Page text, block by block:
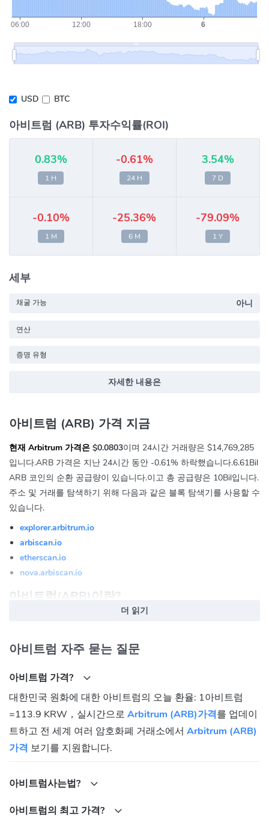
USD BTC
아비트럼 (ARB) 투자수익률(ROI)
0.83%
1 H
-0.61%
24 H
3.54%
7 D
-0.10%
1 M
-25.36%
6 M
-79.09%
1 Y
세부
채굴 가능 아니
연산
증명 유형
자세한 내용은
아비트럼 (ARB) 가격 지금
현재 Arbitrum 가격은 $0.0803이며 24시간 거래량은 $14,769,285
입니다.ARB 가격은 지난 24시간 동안 -0.61% 하락했습니다.6.61Bil
ARB 코인의 순환 공급량이 있습니다.이고 총 공급량은 10Bil입니다.
주소 및 거래를 탐색하기 위해 다음과 같은 블록 탐색기를 사용할 수
있습니다.
explorer.arbitrum.io
arbiscan.io
etherscan.io
nova.arbiscan.io
아비트럼(ARB)이란?
AnyTrust 프로토콜의 확장성 이점을 활용할 수 있는 사용자 친화적
아비트럼의 대표 체인인 Arbitrum One은 2021년에 출시되었습니
다. 그 후 초저비용 거래를 위해 구축된 별도의 AnyTrust 체인인
Arbitrum Nova가 곧 출시되었습니다. 2022년 8월 Arbitrum One은
Arbitrum Nitro 스택으로 업그레이드되어 확장 기능이 7~10배 업그
레이드되었습니다.
거버넌스와 기본 프로토콜을 분산시킵니다. $ARB 토큰은 Arbitrum
자는 Arbitrum 프로토콜 및 체인의 미래를 공동으로 형성할 수 있습
더 읽기
아비트럼 자주 묻는 질문
아비트럼 가격?
대한민국 원화에 대한 아비트럼의 오늘 환율: 1아비트럼
=113.9 KRW，실시간으로 Arbitrum (ARB)가격를 업데이
트하고 전 세계 여러 암호화폐 거래소에서 Arbitrum (ARB)
가격 보기를 지원합니다.
아비트럼사는법?
아비트럼의 최고 가격?